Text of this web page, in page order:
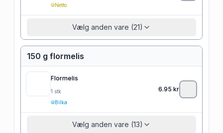
Netto
Vælg anden vare (21)
150 g flormelis
Flormelis
1 stk
Bilka
6.95 kr
Vælg anden vare (13)